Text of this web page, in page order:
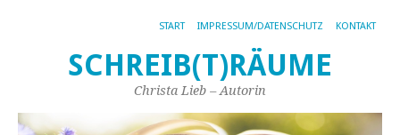
START IMPRESSUM/DATENSCHUTZ KONTAKT
SCHREIB(T)RÄUME
Christa Lieb – Autorin